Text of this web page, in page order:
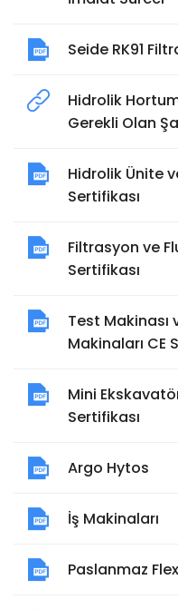
Seide RK91
Hidrolik
Gerekli Olan
Hidrolik Ünite
Sertifikası
Filtrasyon ve
Sertifikası
Test
Makinaları CE
Mini
Sertifikası
Argo Hytos
İş Makinaları
Paslanmaz